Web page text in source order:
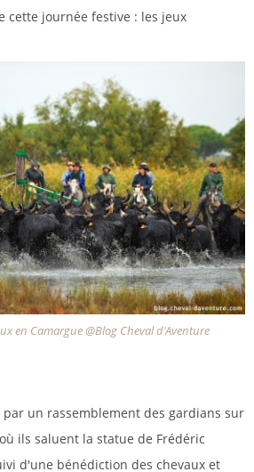
cette journée festive : les jeux
en Camargue @Blog Cheval d'Aventure
un rassemblement des gardians sur
ils saluent la statue de Frédéric
d'une bénédiction des chevaux et